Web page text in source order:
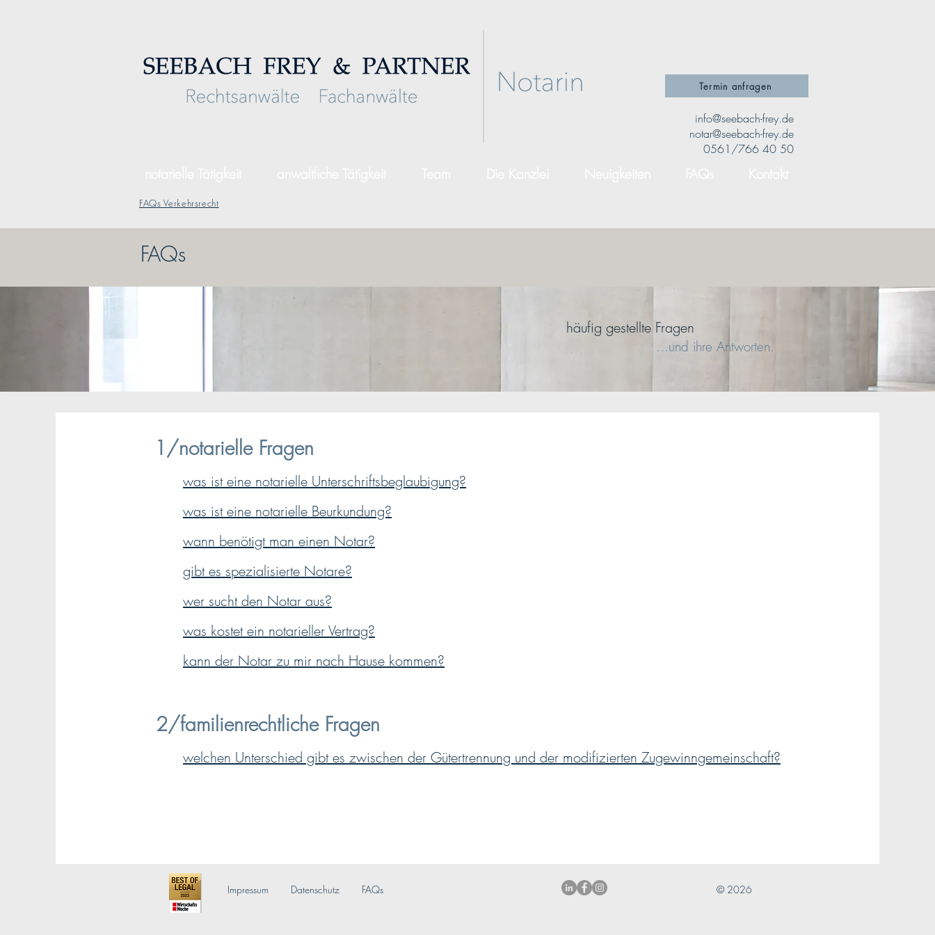
Termin anfragen
info@seebach-frey.de
notar@seebach-frey.de
0561/766 40 50
FAQs Verkehrsrecht
FAQs
häufig gestellte Fragen
...und ihre Antworten.
1/notarielle Fragen
was ist eine notarielle Unterschriftsbeglaubigung?
was ist eine notarielle Beurkundung?
wann benötigt man einen Notar?
gibt es spezialisierte Notare?
wer sucht den Notar aus?
was kostet ein notarieller Vertrag?
kann der Notar zu mir nach Hause kommen?
2/familienrechtliche Fragen
welchen Unterschied gibt es zwischen der Gütertrennung und der modifizierten Zugewinngemeinschaft?
Impressum Datenschutz FAQs © 2026